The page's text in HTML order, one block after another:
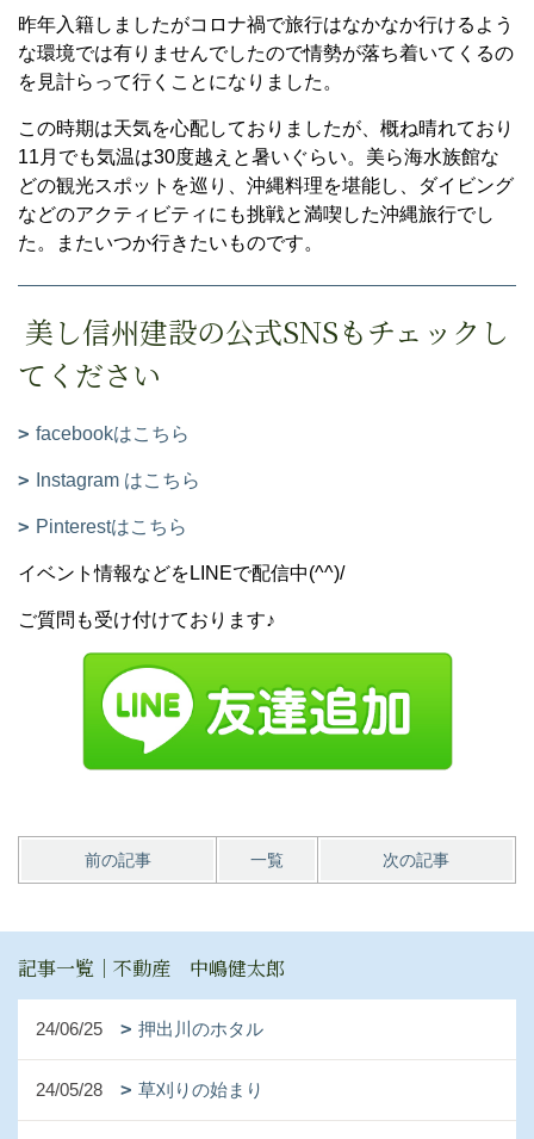
昨年入籍しましたがコロナ禍で旅行はなかなか行けるよう
な環境では有りませんでしたので情勢が落ち着いてくるの
を見計らって行くことになりました。
この時期は天気を心配しておりましたが、概ね晴れており
11月でも気温は30度越えと暑いぐらい。美ら海水族館な
どの観光スポットを巡り、沖縄料理を堪能し、ダイビング
などのアクティビティにも挑戦と満喫した沖縄旅行でし
た。またいつか行きたいものです。
美し信州建設の公式SNSもチェックし
てください
facebookはこちら
Instagram はこちら
Pinterestはこちら
イベント情報などをLINEで配信中(^^)/
ご質問も受け付けております♪
前の記事 一覧 次の記事
記事一覧｜不動産 中嶋健太郎
24/06/25 押出川のホタル
24/05/28 草刈りの始まり